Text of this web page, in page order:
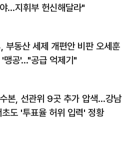
…지휘부 헌신해달라"
부동산 세제 개편안 비판 오세훈
'맹공'…"공급 억제기"
본, 선관위 9곳 추가 압색…강남
초도 '투표율 허위 입력' 정황